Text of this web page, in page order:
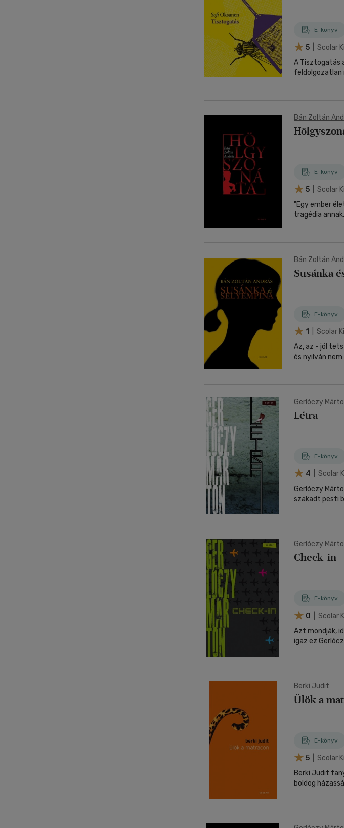
E-könyv
5
| Scolar
A Tisztogatás
feldolgozatlan
Bán Zoltán
E-könyv
5
| Scolar
"Egy ember
tragédia
Bán Zoltán
Susánka
E-könyv
1
| Scolar
Az, az - jól
és nyilván nem
Gerlóczy
Létra
E-könyv
4
| Scolar
Gerlóczy
szakadt pesti
Gerlóczy
Check-in
E-könyv
0
| Scolar
Azt mondják,
igaz ez
Berki Judit
Ülök a
E-könyv
5
| Scolar
Berki Judit
boldog